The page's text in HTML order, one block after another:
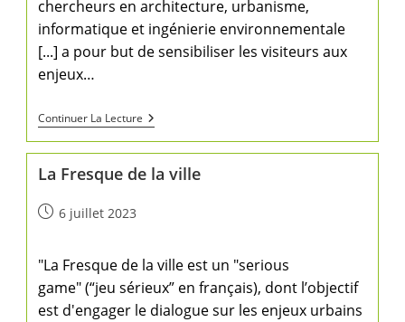
chercheurs en architecture, urbanisme,
informatique et ingénierie environnementale
[...] a pour but de sensibiliser les visiteurs aux
enjeux…
Continuer La Lecture
La Fresque de la ville
6 juillet 2023
"La Fresque de la ville est un "serious
game" (“jeu sérieux” en français), dont l’objectif
est d'engager le dialogue sur les enjeux urbains